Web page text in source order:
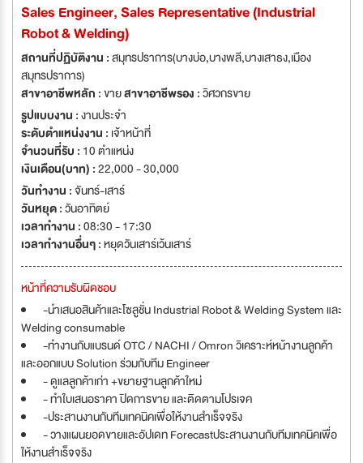
อุปกรณ์อัตโนมัติ สำหรับโรงงานอุตสาหกรรม (4) ผลิตภัณฑ์ซอฟแวร์สำหรับ
อุตสาหกรรม Uni Arc Co.,Ltd. is the authorized distributor of Hi-
Technology and Global Leading Manufacturer such as OTC / NACHI /
SIEMENS / OMRON / CKD / NSSB / ATLANTIC. We are the leader of
products on Industry 4.0 Platform. Our business is rapidly expanding
to support Thai and Asian industries. Currently, our product line
covers 4 major business units. (1) Industrial Robot and related
equipment (2) Welding and Cutting Machine and related equipment
Sales Engineer, Sales Representative (Industrial
Robot & Welding)
สถานที่ปฏิบัติงาน :สมุทรปราการ(บางบ่อ,บางพลี,บางเสาธง,เมือง
สมุทรปราการ)
สาขาอาชีพหลัก :ขายสาขาอาชีพรอง :วิศวกรขาย
รูปแบบงาน :งานประจำ
ระดับตำแหน่งงาน : เจ้าหน้าที่
จำนวนที่รับ : 10 ตำแหน่ง
เงินเดือน(บาท) :22,000 - 30,000
วันทำงาน :จันทร์-เสาร์
วันหยุด :วันอาทิตย์
เวลาทำงาน :08:30 - 17:30
เวลาทำงานอื่นๆ :หยุดวันเสาร์เว้นเสาร์
หน้าที่ความรับผิดชอบ
-นำเสนอสินค้าและโซลูชั่น Industrial Robot & Welding System และ
Welding consumable
-ทำงานกับแบรนด์ OTC / NACHI / Omron วิเคราะห์หน้างานลูกค้า
และออกแบบ Solution ร่วมกับทีม Engineer
- ดูแลลูกค้าเก่า +ขยายฐานลูกค้าใหม่
- ทำใบเสนอราคา ปิดการขาย และติดตามโปรเจค
-ประสานงานกับทีมเทคนิคเพื่อให้งานสำเร็จจริง
- วางแผนยอดขายและอัปเดท Forecastประสานงานกับทีมเทคนิคเพื่อ
ให้งานสำเร็จจริง